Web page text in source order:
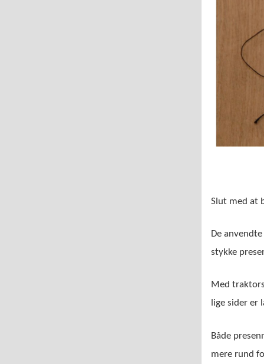
Slut med at
De
stykke
Med
lige sider er
Både
mere rund